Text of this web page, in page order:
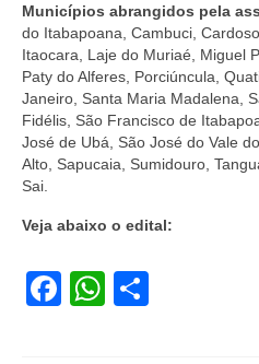
Aplicativo
Acordo de Feriado
CIPA
BENEFÍCIOS
Refeitórios
Municípios abrangidos pela
do Itabapoana, Cambuci,
Itaocara, Laje do Muriaé, Miguel
Paty do Alferes, Porciúncula,
Janeiro, Santa Maria Madalena,
Fidélis, São Francisco de
José de Ubá, São José do Vale
Alto, Sapucaia, Sumidouro,
Sai.
Veja abaixo o edital:
Facebook
WhatsApp